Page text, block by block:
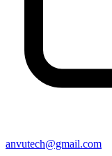
anvutech@gmail.com